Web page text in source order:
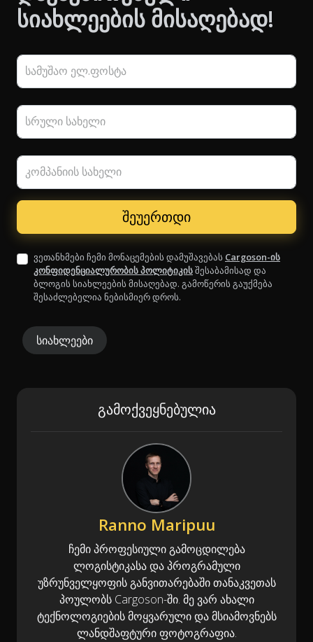
სიახლეების მისაღებად!
სამუშაო ელ.ფოსტა
სრული სახელი
კომპანიის სახელი
ვეთანხმები ჩემი მონაცემების დამუშავებას Cargoson-ის
კონფიდენციალურობის პოლიტიკისშესაბამისად და
ბლოგის სიახლეების მისაღებად. გამოწერის გაუქმება
შესაძლებელია ნებისმიერ დროს.
სიახლეები
გამოქვეყნებულია
Ranno Maripuu
ჩემი პროფესიული გამოცდილება
ლოგისტიკასა და პროგრამული
უზრუნველყოფის განვითარებაში თანაკვეთას
პოულობს Cargoson-ში. მე ვარ ახალი
ტექნოლოგიების მოყვარული და მსიამოვნებს
ლანდშაფტური ფოტოგრაფია.